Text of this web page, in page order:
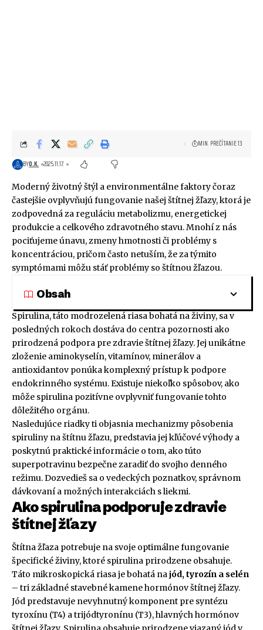
BYO.K. 2025.11.17.
MIN. PREČÍTANIE 13
Moderný životný štýl a environmentálne faktory čoraz
častejšie ovplyvňujú fungovanie našej štítnej žľazy, ktorá je
zodpovedná za reguláciu metabolizmu, energetickej
produkcie a celkového zdravotného stavu. Mnohí z nás
pociťujeme únavu, zmeny hmotnosti či problémy s
koncentráciou, pričom často netuším, že za týmito
symptómami môžu stáť problémy so štítnou žľazou.
Obsah
Spirulina, táto modrozelená riasa bohatá na živiny, sa v
posledných rokoch dostáva do centra pozornosti ako
prirodzená podpora pre zdravie štítnej žľazy. Jej unikátne
zloženie aminokyselín, vitamínov, minerálov a
antioxidantov ponúka komplexný prístup k podpore
endokrinného systému. Existuje niekoľko spôsobov, ako
môže spirulina pozitívne ovplyvniť fungovanie tohto
dôležitého orgánu.
Nasledujúce riadky ti objasnia mechanizmy pôsobenia
spiruliny na štítnu žľazu, predstavia jej kľúčové výhody a
poskytnú praktické informácie o tom, ako túto
superpotravinu bezpečne zaradiť do svojho denného
režimu. Dozvedieš sa o vedeckých poznatkov, správnom
dávkovaní a možných interakciách s liekmi.
Ako spirulina podporuje zdravie
štítnej žľazy
Štítna žľaza potrebuje na svoje optimálne fungovanie
špecifické živiny, ktoré spirulina prirodzene obsahuje.
Táto mikroskopická riasa je bohatá najód, tyrozín a selén
– tri základné stavebné kamene hormónov štítnej žľazy.
Jód predstavuje nevyhnutný komponent pre syntézu
tyroxínu (T4) a trijódtyronínu (T3), hlavných hormónov